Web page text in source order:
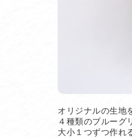
オリジナルの生地
４種類のブルーグ
大小１つずつ作れ